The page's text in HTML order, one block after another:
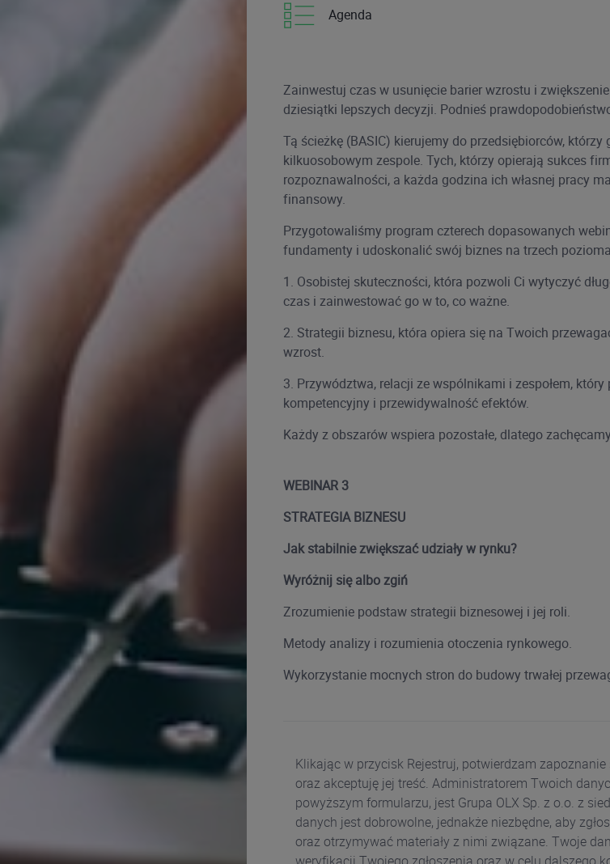
Agenda
Zainwestuj czas w usunięcie barier wzrostu i
dziesiątki lepszych decyzji. Podnieś
Tą ścieżkę (BASIC) kierujemy do przedsiębiorców,
kilkuosobowym zespole. Tych, którzy opierają sukces
rozpoznawalności, a każda godzina ich własnej pracy
finansowy.
Przygotowaliśmy program czterech dopasowanych
fundamenty i udoskonalić swój biznes na trzech
1. Osobistej skuteczności, która pozwoli Ci wytyczyć
czas i zainwestować go w to, co ważne.
2. Strategii biznesu, która opiera się na Twoich
wzrost.
3. Przywództwa, relacji ze wspólnikami i zespołem, który
kompetencyjny i przewidywalność efektów.
Każdy z obszarów wspiera pozostałe, dlatego
WEBINAR 3
STRATEGIA BIZNESU
Jak stabilnie zwiększać udziały w rynku?
Wyróżnij się albo zgiń
Zrozumienie podstaw strategii biznesowej i jej roli.
Metody analizy i rozumienia otoczenia rynkowego.
Wykorzystanie mocnych stron do budowy trwałej
Klikając w przycisk Rejestruj, potwierdzam
oraz akceptuję jej treść. Administratorem Twoich
powyższym formularzu, jest Grupa OLX Sp. z o.o. z
danych jest dobrowolne, jednakże niezbędne, aby
oraz otrzymywać materiały z nimi związane. Twoje